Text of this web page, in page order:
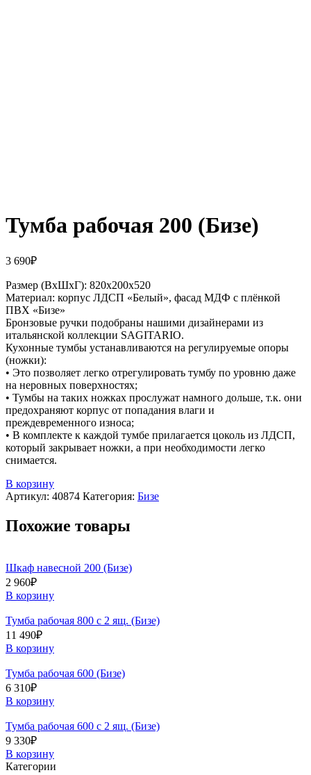
Тумба рабочая 200 (Бизе)
3 690₽
Размер (ВхШхГ): 820х200х520
Материал: корпус ЛДСП «Белый», фасад МДФ с плёнкой
ПВХ «Бизе»
Бронзовые ручки подобраны нашими дизайнерами из
итальянской коллекции SAGITARIO.
Кухонные тумбы устанавливаются на регулируемые опоры
(ножки):
• Это позволяет легко отрегулировать тумбу по уровню даже
на неровных поверхностях;
• Тумбы на таких ножках прослужат намного дольше, т.к. они
предохраняют корпус от попадания влаги и
преждевременного износа;
• В комплекте к каждой тумбе прилагается цоколь из ЛДСП,
который закрывает ножки, а при необходимости легко
снимается.
В корзину
Артикул: 40874 Категория: Бизе
Похожие товары
Шкаф навесной 200 (Бизе)
2 960₽
В корзину
Тумба рабочая 800 с 2 ящ. (Бизе)
11 490₽
В корзину
Тумба рабочая 600 (Бизе)
6 310₽
В корзину
Тумба рабочая 600 с 2 ящ. (Бизе)
9 330₽
В корзину
Категории